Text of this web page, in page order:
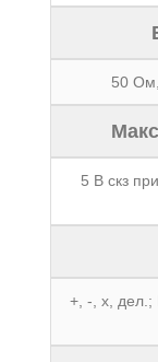
50
5 В скз
+, -, х,